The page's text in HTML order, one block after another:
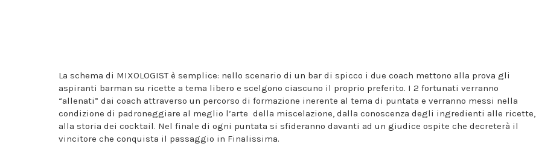
La schema di MIXOLOGIST è semplice: nello scenario di un bar di spicco i due coach mettono alla prova gli
aspiranti barman su ricette a tema libero e scelgono ciascuno il proprio preferito. I 2 fortunati verranno
“allenati” dai coach attraverso un percorso di formazione inerente al tema di puntata e verranno messi nella
condizione di padroneggiare al meglio l’arte della miscelazione, dalla conoscenza degli ingredienti alle ricette,
alla storia dei cocktail. Nel finale di ogni puntata si sfideranno davanti ad un giudice ospite che decreterà il
vincitore che conquista il passaggio in Finalissima.